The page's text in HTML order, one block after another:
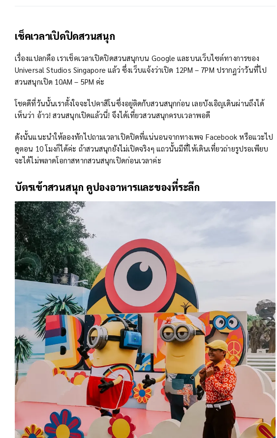
เช็คเวลาเปิดปิดสวนสนุก
เรื่องแปลกคือ เราเช็คเวลาเปิดปิดสวนสนุกบน Google และบนเว็บไซต์ทางการของ
Universal Studios Singapore แล้ว ซึ่งเว็บแจ้งว่าเปิด 12PM – 7PM ปรากฏว่าวันที่ไป
สวนสนุกเปิด 10AM – 5PM ค่ะ
โชคดีที่วันนั้นเราตั้งใจจะไปคาสิโนซึ่งอยู่ติดกับสวนสนุกก่อน เลยบังเอิญเดินผ่านถึงได้
เห็นว่า อ้าว! สวนสนุกเปิดแล้วนี่! จึงได้เที่ยวสวนสนุกครบเวลาพอดี
ดังนั้นแนะนำให้ลองทักไปถามเวลาเปิดปิดที่แน่นอนจากทางเพจ Facebook หรือแวะไป
ดูตอน 10 โมงก็ได้ค่ะ ถ้าสวนสนุกยังไม่เปิดจริงๆ แถวนั้นมีที่ให้เดินเที่ยวถ่ายรูปรอเพียบ
จะได้ไม่พลาดโอกาสหากสวนสนุกเปิดก่อนเวลาค่ะ
บัตรเข้าสวนสนุก คูปองอาหารและของที่ระลึก